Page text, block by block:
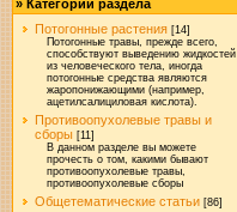
» Категории раздела
Потогонные растения [14]
Потогонные травы, прежде всего,
способствуют выведению жидкостей
из человеческого тела, иногда
потогонные средства являются
жаропонижающими (например,
ацетилсалициловая кислота).
Противоопухолевые травы и
сборы [11]
В данном разделе вы можете
прочесть о том, какими бывают
противоопухолевые травы,
противоопухолевые сборы
Общетематические статьи [86]